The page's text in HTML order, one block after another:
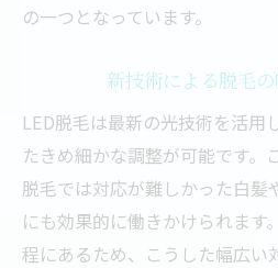
の一つとなっています。
新技術による脱毛
LED脱毛は最新の光技術を活用
たきめ細かな調整が可能です。
脱毛では対応が難しかった白髪
にも効果的に働きかけられます
程にあるため、こうした幅広い